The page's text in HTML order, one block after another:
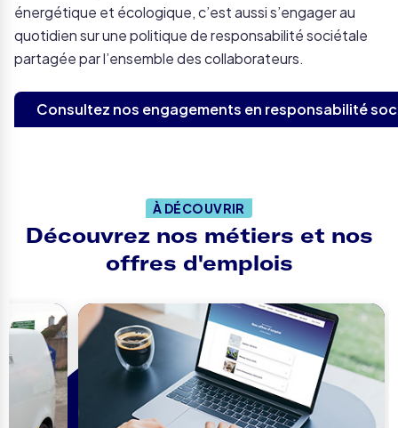
énergétique et écologique, c’est aussi s’engager au
quotidien sur une politique de responsabilité sociétale
partagée par l’ensemble des collaborateurs.
Consultez nos engagements en responsabilité
À DÉCOUVRIR
Découvrez nos métiers et nos
offres d'emplois